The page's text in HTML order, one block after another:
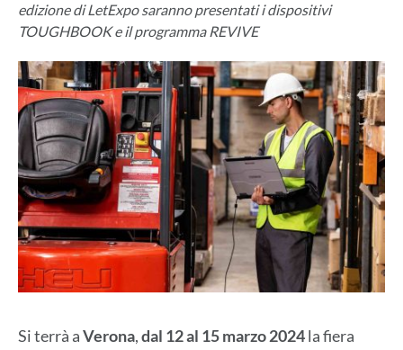
edizione di LetExpo saranno presentati i dispositivi
TOUGHBOOK e il programma REVIVE
Si terrà aVerona,dal 12 al 15 marzo 2024la fiera